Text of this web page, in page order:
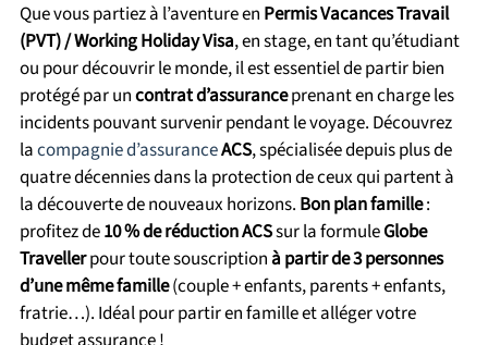
Que vous partiez à l’aventure en Permis Vacances Travail
(PVT) / Working Holiday Visa, en stage, en tant qu’étudiant
ou pour découvrir le monde, il est essentiel de partir bien
protégé par uncontrat d’assuranceprenant en charge les
incidents pouvant survenir pendant le voyage. Découvrez
lacompagnie d’assuranceACS, spécialisée depuis plus de
quatre décennies dans la protection de ceux qui partent à
la découverte de nouveaux horizons. Bon plan famille:
profitez de10 % de réduction ACSsur la formuleGlobe
Travellerpour toute souscriptionà partir de 3 personnes
d’une même famille(couple + enfants, parents + enfants,
fratrie…). Idéal pour partir en famille et alléger votre